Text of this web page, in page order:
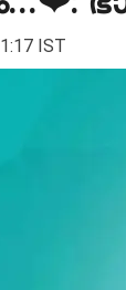
IST